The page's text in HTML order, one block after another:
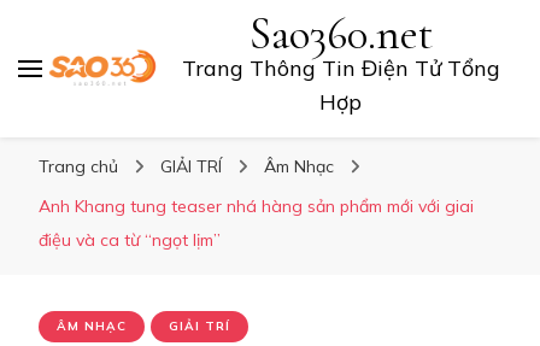
Sao360.net
Trang Thông Tin Điện Tử Tổng
Hợp
Trang chủ GIẢI TRÍ
Âm Nhạc
Anh Khang tung teaser nhá hàng sản phẩm mới với giai
điệu và ca từ “ngọt lịm”
ÂM NHẠC GIẢI TRÍ